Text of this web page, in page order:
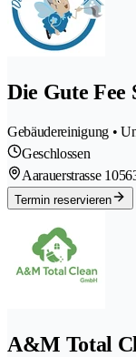
Die Gute Fee
Gebäudereinigung •
Geschlossen
Aarauerstrasse 10
Termin reservieren
A&M Total